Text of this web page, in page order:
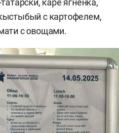
каре ягненка,
с картофелем,
с овощами.